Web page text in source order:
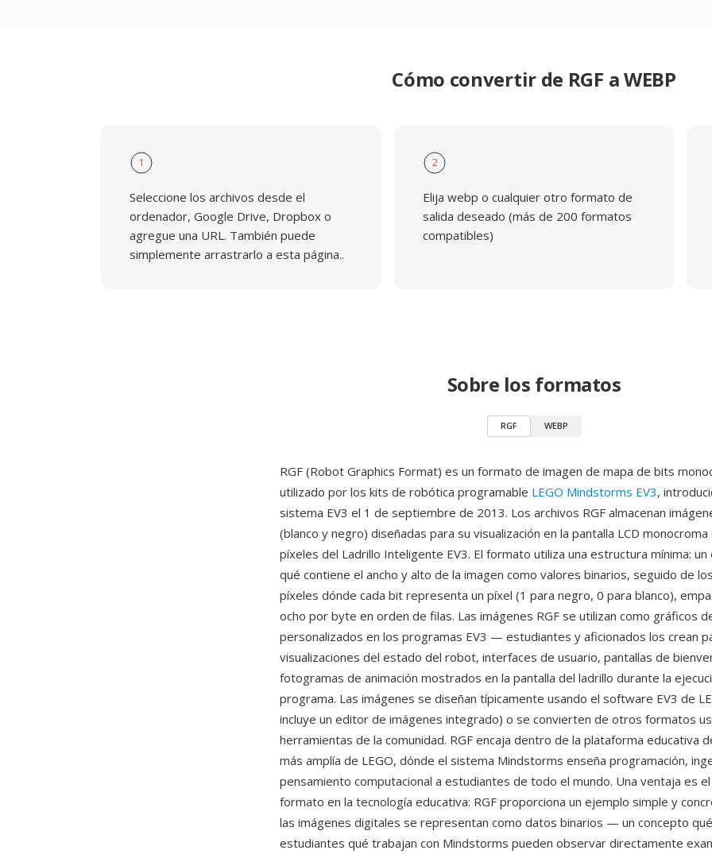
Cómo convertir de RGF a WEBP
1
Seleccione los archivos desde el
ordenador, Google Drive, Dropbox o
agregue una URL. También puede
simplemente arrastrarlo a esta página..
2
Elija webp o cualquier otro formato de
salida deseado (más de 200 formatos
compatibles)
Sobre los formatos
RGF WEBP
RGF (Robot Graphics Format) es un formato de imagen de mapa de bits
utilizado por los kits de robótica programable LEGO Mindstorms EV3,
sistema EV3 el 1 de septiembre de 2013. Los archivos RGF almacenan
(blanco y negro) diseñadas para su visualización en la pantalla LCD
píxeles del Ladrillo Inteligente EV3. El formato utiliza una estructura mínima: un
qué contiene el ancho y alto de la imagen como valores binarios, seguido de
píxeles dónde cada bit representa un píxel (1 para negro, 0 para blanco),
ocho por byte en orden de filas. Las imágenes RGF se utilizan como gráficos
personalizados en los programas EV3 — estudiantes y aficionados los crean
visualizaciones del estado del robot, interfaces de usuario, pantallas de
fotogramas de animación mostrados en la pantalla del ladrillo durante la
programa. Las imágenes se diseñan típicamente usando el software EV3 de
incluye un editor de imágenes integrado) o se convierten de otros formatos
herramientas de la comunidad. RGF encaja dentro de la plataforma educativa
más amplía de LEGO, dónde el sistema Mindstorms enseña programación,
pensamiento computacional a estudiantes de todo el mundo. Una ventaja es
formato en la tecnología educativa: RGF proporciona un ejemplo simple y
las imágenes digitales se representan como datos binarios — un concepto
estudiantes qué trabajan con Mindstorms pueden observar directamente